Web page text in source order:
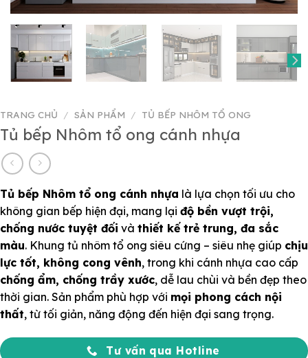
TRANG CHỦ / SẢN PHẨM / TỦ BẾP NHÔM TỔ ONG
Tủ bếp Nhôm tổ ong cánh nhựa
Tủ bếp Nhôm tổ ong cánh nhựa là lựa chọn tối ưu cho
không gian bếp hiện đại, mang lại độ bền vượt trội,
chống nước tuyệt đối và thiết kế trẻ trung, đa sắc
màu. Khung tủ nhôm tổ ong siêu cứng – siêu nhẹ giúp chịu
lực tốt, không cong vênh, trong khi cánh nhựa cao cấp
chống ẩm, chống trầy xước, dễ lau chùi và bền đẹp theo
thời gian. Sản phẩm phù hợp với mọi phong cách nội
thất, từ tối giản, năng động đến hiện đại sang trọng.
Tư vấn qua Hotline